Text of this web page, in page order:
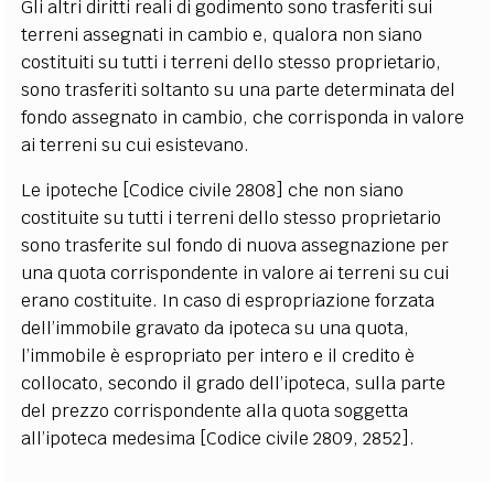
Gli altri diritti reali di godimento sono trasferiti sui
terreni assegnati in cambio e, qualora non siano
costituiti su tutti i terreni dello stesso proprietario,
sono trasferiti soltanto su una parte determinata del
fondo assegnato in cambio, che corrisponda in valore
ai terreni su cui esistevano.
Le ipoteche [Codice civile 2808] che non siano
costituite su tutti i terreni dello stesso proprietario
sono trasferite sul fondo di nuova assegnazione per
una quota corrispondente in valore ai terreni su cui
erano costituite. In caso di espropriazione forzata
dell’immobile gravato da ipoteca su una quota,
l’immobile è espropriato per intero e il credito è
collocato, secondo il grado dell’ipoteca, sulla parte
del prezzo corrispondente alla quota soggetta
all’ipoteca medesima [Codice civile 2809, 2852].